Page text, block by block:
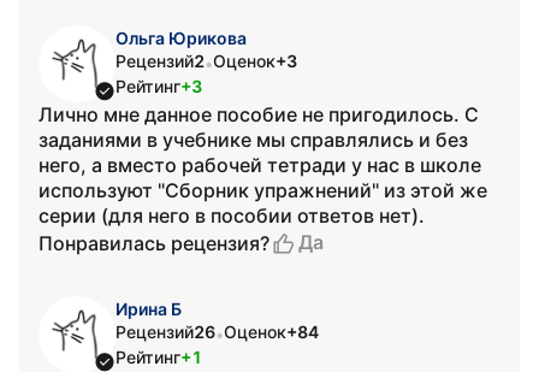
Ольга Юрикова
Рецензий2•Оценок+3
Рейтинг+3
Лично мне данное пособие не пригодилось. С
заданиями в учебнике мы справлялись и без
него, а вместо рабочей тетради у нас в школе
используют "Сборник упражнений" из этой же
серии (для него в пособии ответов нет).
Понравилась рецензия?
Да
Ирина Б
Рецензий26•Оценок+84
Рейтинг+1